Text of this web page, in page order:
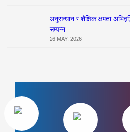
अनुसन्धान र शैक्षिक क्षमता
सम्पन्न
26 MAY, 2026